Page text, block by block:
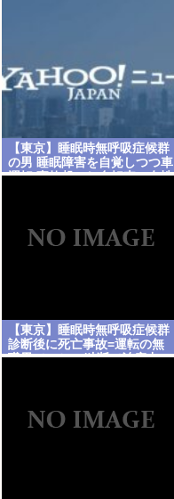
【東京】睡眠時無呼吸症候群
の男 睡眠障害を自覚しつつ車
運転 事故起こし自転車の女性
【東京】睡眠時無呼吸症候群
診断後に死亡事故=運転の無
職男（34）、独断で治療中